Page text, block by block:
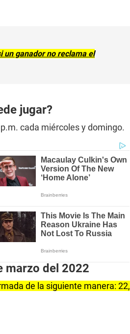
un ganador no reclama el
jugar?
cada miércoles y domingo.
marzo del 2022
de la siguiente manera: 22,